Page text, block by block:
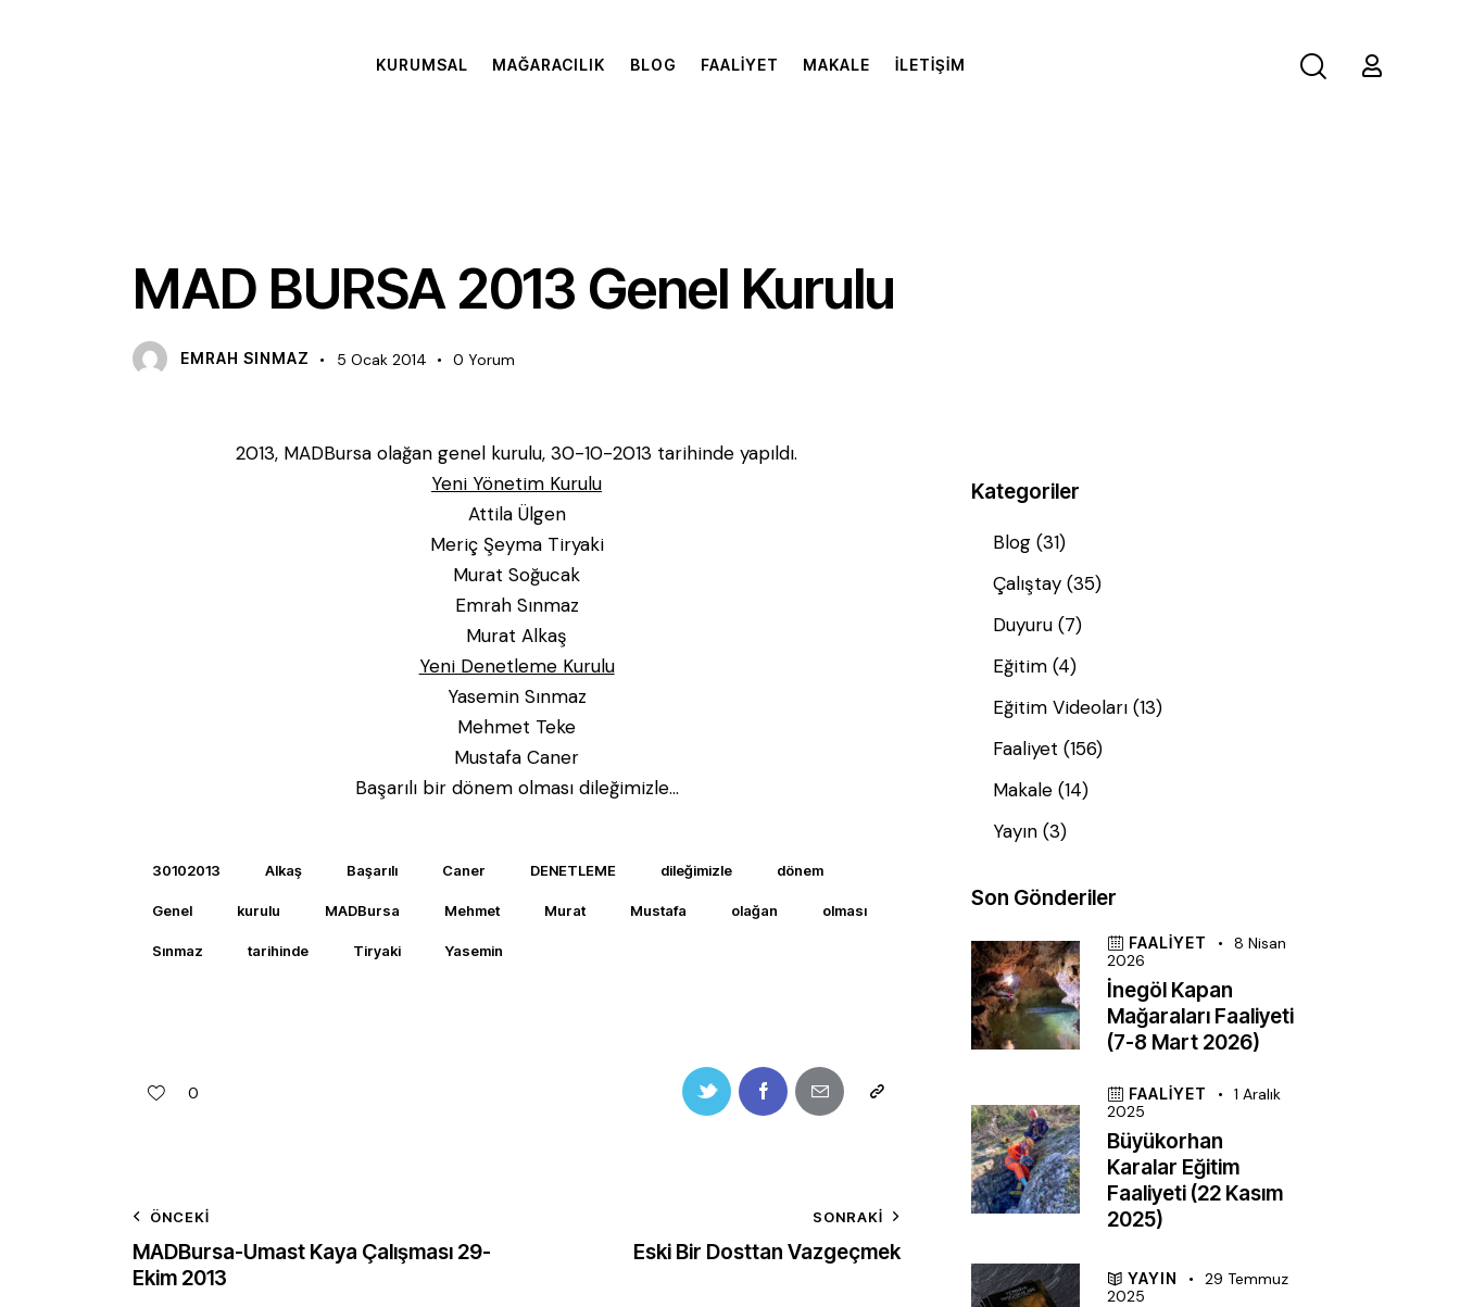
KURUMSAL MAĞARACILIK BLOG FAALIYET MAKALE İLETIŞIM
MAD BURSA 2013 Genel Kurulu
EMRAH SINMAZ 5 Ocak 2014 0 Yorum
2013, MADBursa olağan genel kurulu, 30-10-2013 tarihinde yapıldı.
Yeni Yönetim Kurulu
Attila Ülgen
Meriç Şeyma Tiryaki
Murat Soğucak
Emrah Sınmaz
Murat Alkaş
Yeni Denetleme Kurulu
Yasemin Sınmaz
Mehmet Teke
Mustafa Caner
Başarılı bir dönem olması dileğimizle…
30102013 Alkaş Başarılı Caner DENETLEME dileğimizle dönem
Genel kurulu MADBursa Mehmet Murat Mustafa olağan olması
Sınmaz tarihinde Tiryaki Yasemin
0
ÖNCEKI
MADBursa-Umast Kaya Çalışması 29-
Ekim 2013
SONRAKI
Eski Bir Dosttan Vazgeçmek
Kategoriler
Blog (31)
Çalıştay (35)
Duyuru (7)
Eğitim (4)
Eğitim Videoları (13)
Faaliyet (156)
Makale (14)
Yayın (3)
Son Gönderiler
FAALIYET
8 Nisan
2026
İnegöl Kapan
Mağaraları Faaliyeti
(7-8 Mart 2026)
FAALIYET
1 Aralık
2025
Büyükorhan
Karalar Eğitim
Faaliyeti (22 Kasım
2025)
YAYIN
29 Temmuz
2025